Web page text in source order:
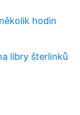
hodin
libry šterlinků